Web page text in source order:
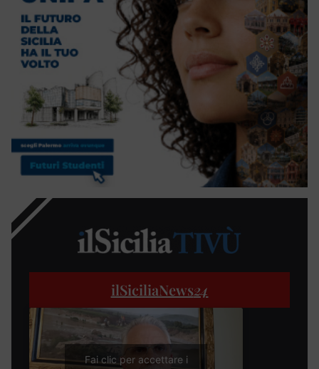
ilSiciliaNews24
Fai clic per accettare i